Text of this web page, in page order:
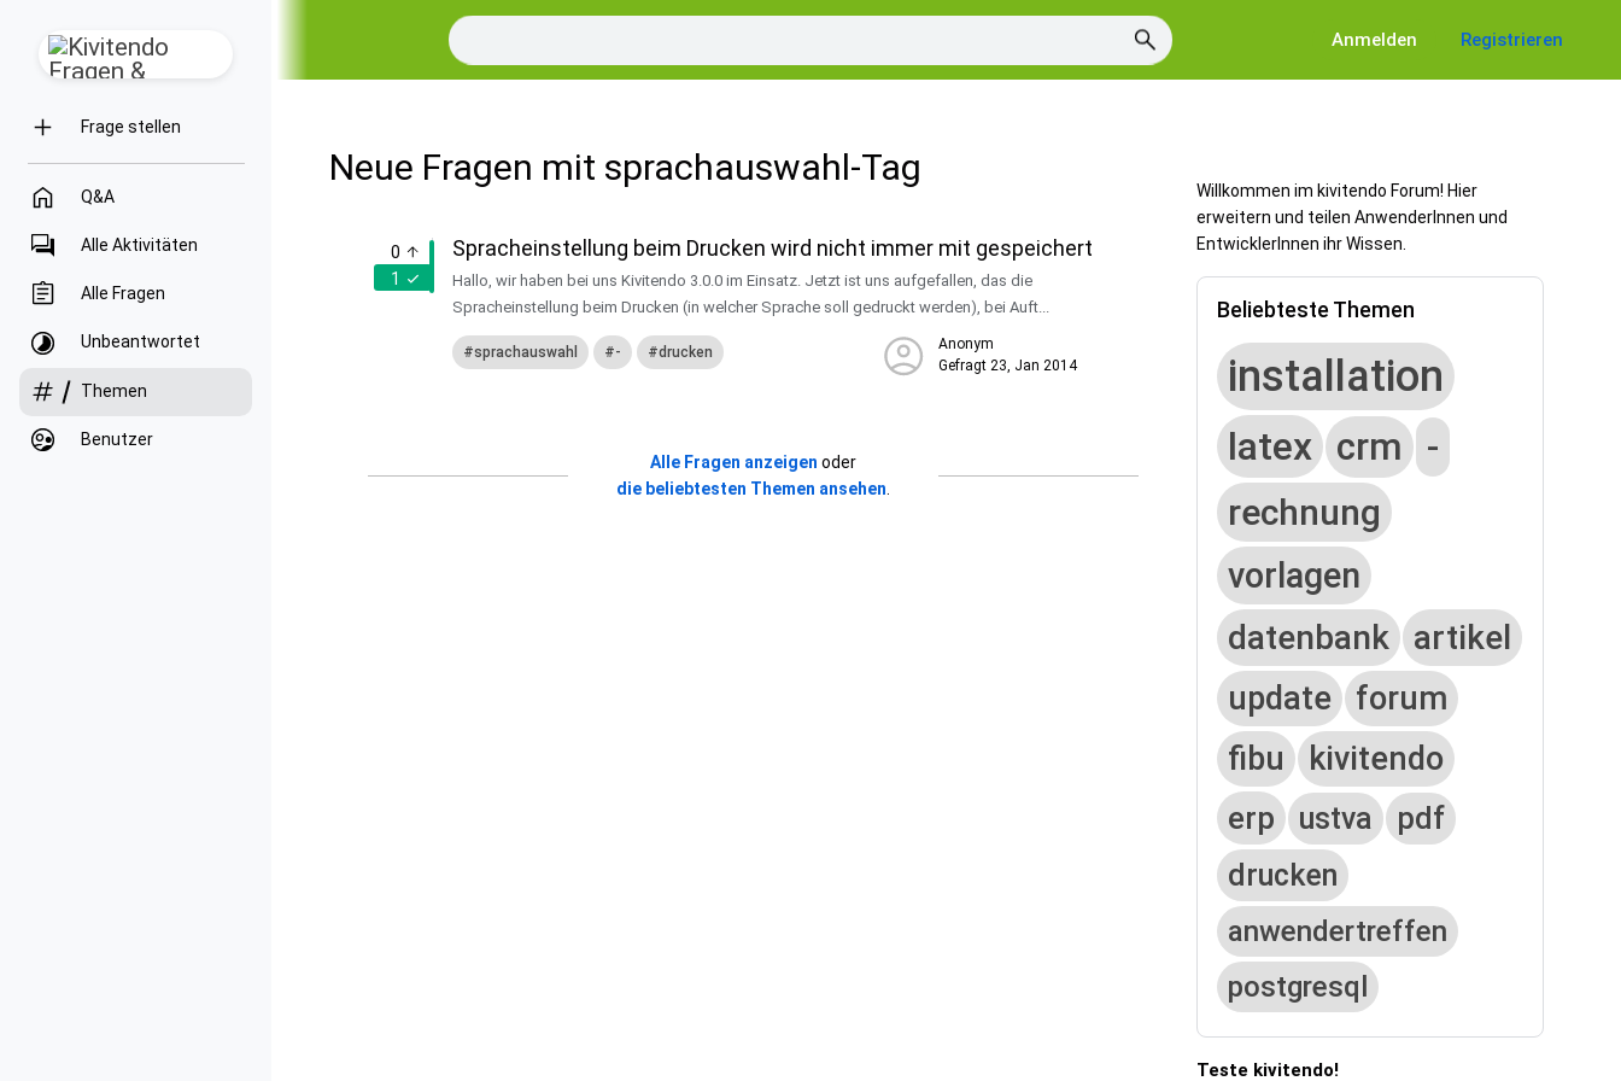
Anmelden Registrieren
Frage stellen
Q&A
Alle Aktivitäten
Alle Fragen
Unbeantwortet
Themen
Benutzer
Neue Fragen mit sprachauswahl-Tag
0
1
Spracheinstellung beim Drucken wird nicht immer mit gespeichert
Hallo, wir haben bei uns Kivitendo 3.0.0 im Einsatz. Jetzt ist uns aufgefallen, das die
Spracheinstellung beim Drucken (in welcher Sprache soll gedruckt werden), bei Auft...
Anonym
Gefragt 23, Jan 2014
sprachauswahl - drucken
Alle Fragen anzeigen oder
die beliebtesten Themen ansehen
Willkommen im kivitendo Forum! Hier
erweitern und teilen AnwenderInnen und
EntwicklerInnen ihr Wissen.
Beliebteste Themen
installation
latex crm
-
rechnung
vorlagen
datenbank artikel
update
forum
fibu
kivitendo
erp ustva
pdf
drucken
anwendertreffen
postgresql
Teste kivitendo!